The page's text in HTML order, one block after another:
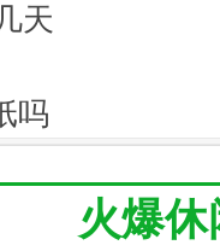
天
吗
火爆